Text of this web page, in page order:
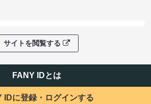
サイトを閲覧する
FANY IDとは
IDに登録・ログインする